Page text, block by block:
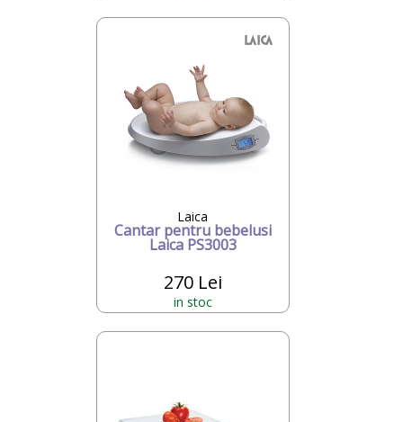
Laica
Cantar pentru bebelusi
Laica PS3003
270 Lei
in stoc